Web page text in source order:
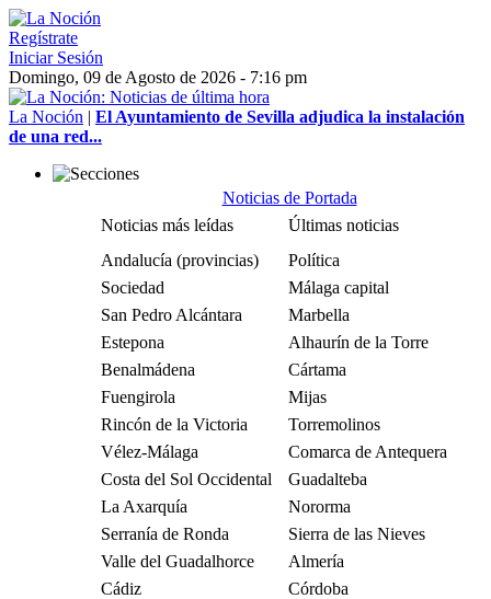
Regístrate
Iniciar Sesión
Domingo, 09 de Agosto de 2026 - 7:16 pm
La Noción | El Ayuntamiento de Sevilla adjudica la instalación
de una red...
Noticias de Portada
Noticias más leídas
Últimas noticias
Andalucía (provincias)
Política
Sociedad
Málaga capital
San Pedro Alcántara
Marbella
Estepona
Alhaurín de la Torre
Benalmádena
Cártama
Fuengirola
Mijas
Rincón de la Victoria
Torremolinos
Vélez-Málaga
Comarca de Antequera
Costa del Sol Occidental
Guadalteba
La Axarquía
Nororma
Serranía de Ronda
Sierra de las Nieves
Valle del Guadalhorce
Almería
Cádiz
Córdoba